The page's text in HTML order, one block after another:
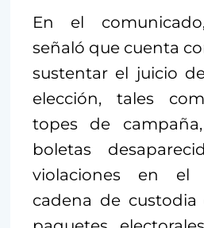
En el
señaló que cuenta
sustentar el juicio
elección, tales
topes de
boletas
violaciones en el
cadena de